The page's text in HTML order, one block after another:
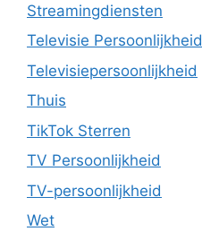
Streamingdiensten
Televisie Persoonlijkheid
Televisiepersoonlijkheid
Thuis
TikTok Sterren
TV Persoonlijkheid
TV-persoonlijkheid
Wet